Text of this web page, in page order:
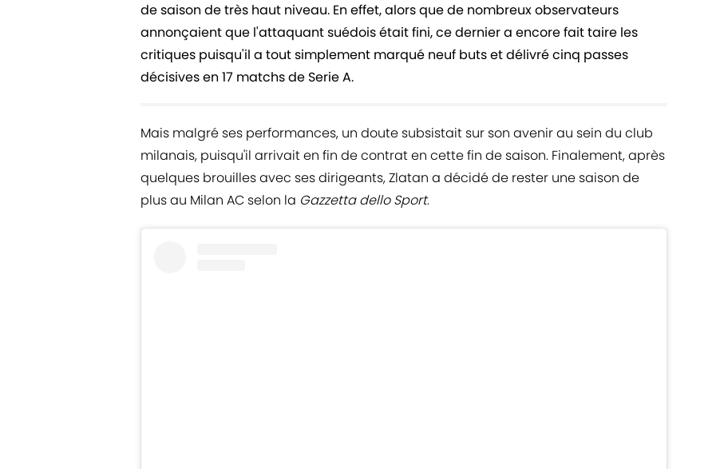
de saison de très haut niveau. En effet, alors que de nombreux observateurs
annonçaient que l'attaquant suédois était fini, ce dernier a encore fait taire les
critiques puisqu'il a tout simplement marqué neuf buts et délivré cinq passes
décisives en 17 matchs de Serie A.
Mais malgré ses performances, un doute subsistait sur son avenir au sein du club
milanais, puisqu'il arrivait en fin de contrat en cette fin de saison. Finalement, après
quelques brouilles avec ses dirigeants, Zlatan a décidé de rester une saison de
plus au Milan AC selon la Gazzetta dello Sport.